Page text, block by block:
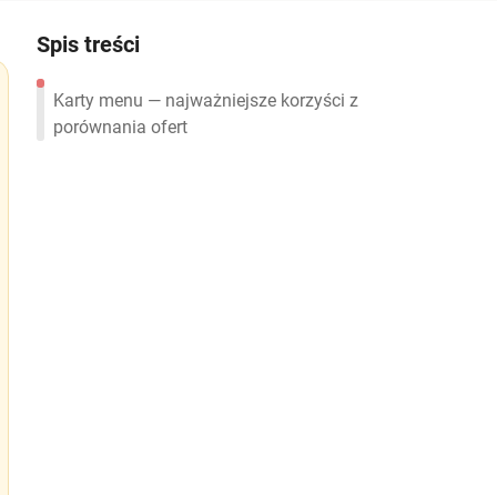
Spis treści
Karty menu — najważniejsze korzyści z
porównania ofert